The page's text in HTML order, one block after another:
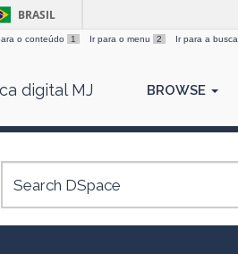
BRASIL
o conteúdo 1 Ir para o menu 2 Ir para a busca
digital MJ BROWSE